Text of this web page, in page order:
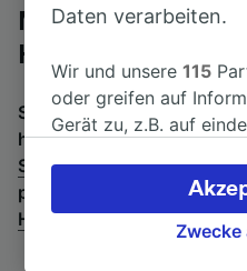
Mit dem Fernbus
Hbf nach Duisburg
Suchen Sie nach einem
hier entlang:Fernbusse
Saarbrücken Hbf.Wenn
prüfen Sie die
Züge von
Hbf
.
Daten verarbeiten.
Wir und unsere115
oder greifen auf
Gerät zu, z.B. auf
verarbeiten. Sie
akzeptieren oder
Ihres
Zwecke